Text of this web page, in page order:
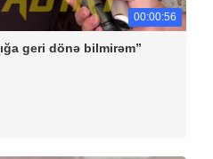
00:00:56
geri dönə bilmirəm”